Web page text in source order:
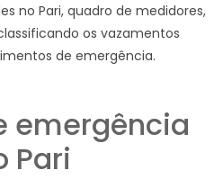
no Pari, quadro de medidores,
os vazamentos
de emergência.
emergência
Pari